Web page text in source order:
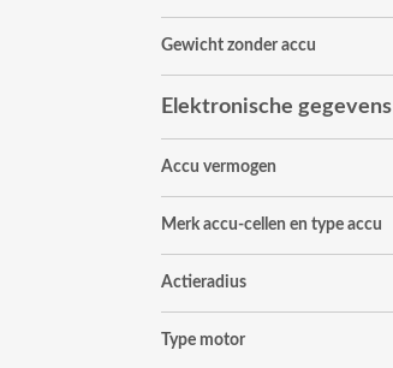
Gewicht zonder accu
Elektronische gegevens
Accu vermogen
Merk accu-cellen en type accu
Actieradius
Type motor